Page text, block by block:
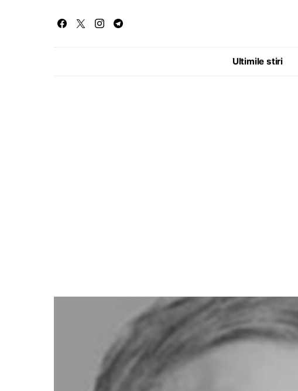
Ultimile stiri